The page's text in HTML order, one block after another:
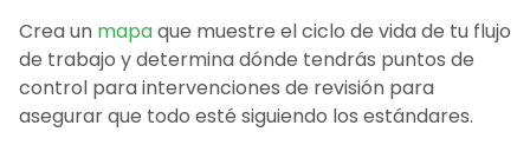
Crea un mapaque muestre el ciclo de vida de tu flujo
de trabajo y determina dónde tendrás puntos de
control para intervenciones de revisión para
asegurar que todo esté siguiendo los estándares.